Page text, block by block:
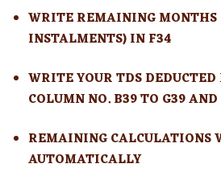
WRITE REMAINING MONTHS
INSTALMENTS) IN F34
WRITE YOUR TDS
COLUMN NO. B39 TO G39
REMAINING CALCULATIONS
AUTOMATICALLY